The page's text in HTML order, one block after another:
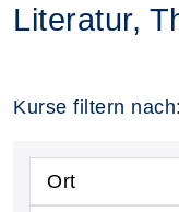
Literatur,
Kurse filtern nach:
Ort